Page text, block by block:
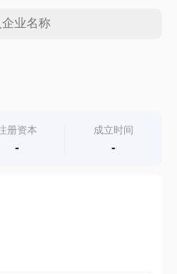
册资本
-
成立时间
-